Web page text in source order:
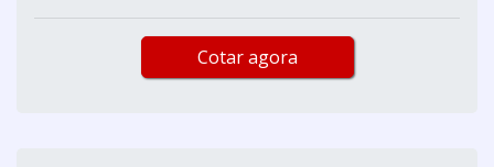
Cotar agora